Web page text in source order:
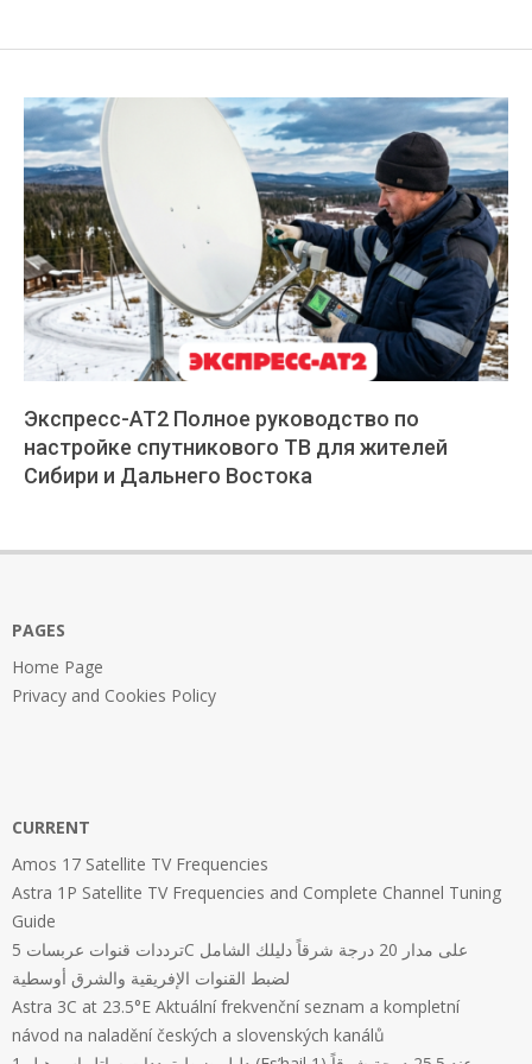
Экспресс-АТ2 Полное руководство по
настройке спутникового ТВ для жителей
Сибири и Дальнего Востока
05
PAGES
Home Page
Privacy and Cookies Policy
CURRENT
Amos 17 Satellite TV Frequencies
Astra 1P Satellite TV Frequencies and Complete Channel Tuning
Guide
ترددات قنوات عربسات 5C على مدار 20 درجة شرقاً دليلك الشامل
لضبط القنوات الإفريقية والشرق أوسطية
Astra 3C at 23.5°E Aktuální frekvenční seznam a kompletní
návod na naladění českých a slovenských kanálů